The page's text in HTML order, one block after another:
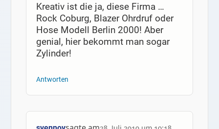
Kreativ ist die ja, diese Firma …
Rock Coburg, Blazer Ohrdruf oder
Hose Modell Berlin 2000! Aber
genial, hier bekommt man sogar
Zylinder!
Antworten